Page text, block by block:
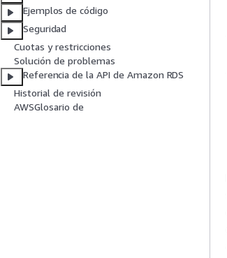
Ejemplos de código
Seguridad
Cuotas y restricciones
Solución de problemas
Referencia de la API de Amazon RDS
Historial de revisión
AWSGlosario de